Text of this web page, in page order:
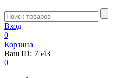
Вход
0
Корзина
Ваш ID: 7543
0